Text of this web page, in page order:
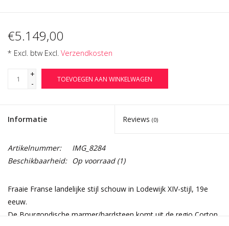
€5.149,00
* Excl. btw Excl. Verzendkosten
+
-
TOEVOEGEN AAN WINKELWAGEN
Informatie Reviews (0)
Artikelnummer:
IMG_8284
Beschikbaarheid: Op voorraad(1)
Fraaie Franse landelijke stijl schouw in Lodewijk XIV-stijl, 19e
eeuw.
De Bourgondische marmer/hardsteen komt uit de regio Corton.